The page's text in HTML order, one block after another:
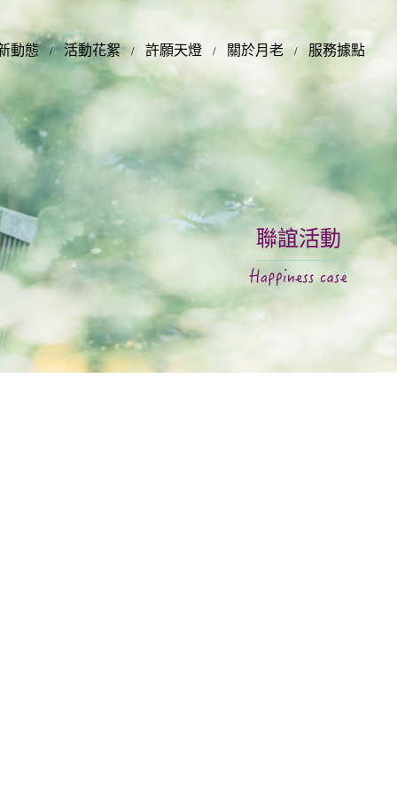
動態 活動花絮 許願天燈 關於月老 服務據點
聯誼活動